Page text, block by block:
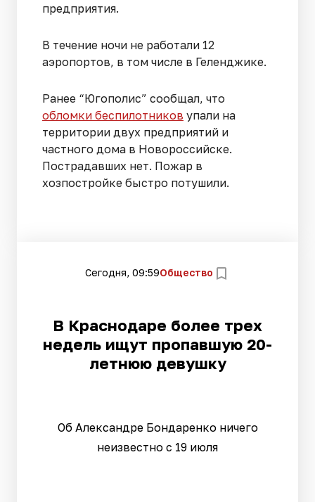
предприятия.
В течение ночи не работали 12
аэропортов, в том числе в Геленджике.
Ранее “Югополис” сообщал, что
обломки беспилотников упали на
территории двух предприятий и
частного дома в Новороссийске.
Пострадавших нет. Пожар в
хозпостройке быстро потушили.
Сегодня, 09:59Общество
В Краснодаре более трех
недель ищут пропавшую 20-
летнюю девушку
Об Александре Бондаренко ничего
неизвестно с 19 июля